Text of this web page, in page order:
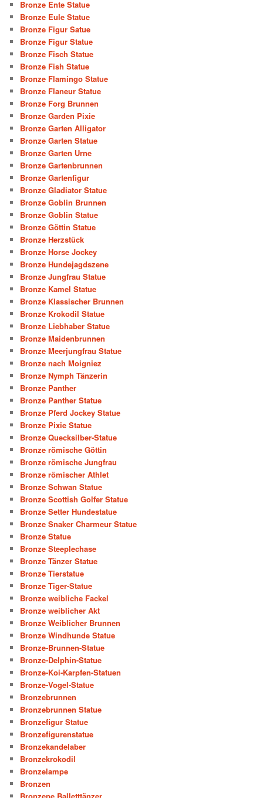
Bronze Ente Statue
Bronze Eule Statue
Bronze Figur Satue
Bronze Figur Statue
Bronze Fisch Statue
Bronze Fish Statue
Bronze Flamingo Statue
Bronze Flaneur Statue
Bronze Forg Brunnen
Bronze Garden Pixie
Bronze Garten Alligator
Bronze Garten Statue
Bronze Garten Urne
Bronze Gartenbrunnen
Bronze Gartenfigur
Bronze Gladiator Statue
Bronze Goblin Brunnen
Bronze Goblin Statue
Bronze Göttin Statue
Bronze Herzstück
Bronze Horse Jockey
Bronze Hundejagdszene
Bronze Jungfrau Statue
Bronze Kamel Statue
Bronze Klassischer Brunnen
Bronze Krokodil Statue
Bronze Liebhaber Statue
Bronze Maidenbrunnen
Bronze Meerjungfrau Statue
Bronze nach Moigniez
Bronze Nymph Tänzerin
Bronze Panther
Bronze Panther Statue
Bronze Pferd Jockey Statue
Bronze Pixie Statue
Bronze Quecksilber-Statue
Bronze römische Göttin
Bronze römische Jungfrau
Bronze römischer Athlet
Bronze Schwan Statue
Bronze Scottish Golfer Statue
Bronze Setter Hundestatue
Bronze Snaker Charmeur Statue
Bronze Statue
Bronze Steeplechase
Bronze Tänzer Statue
Bronze Tierstatue
Bronze Tiger-Statue
Bronze weibliche Fackel
Bronze weiblicher Akt
Bronze Weiblicher Brunnen
Bronze Windhunde Statue
Bronze-Brunnen-Statue
Bronze-Delphin-Statue
Bronze-Koi-Karpfen-Statuen
Bronze-Vogel-Statue
Bronzebrunnen
Bronzebrunnen Statue
Bronzefigur Statue
Bronzefigurenstatue
Bronzekandelaber
Bronzekrokodil
Bronzelampe
Bronzen
Bronzene Balletttänzer